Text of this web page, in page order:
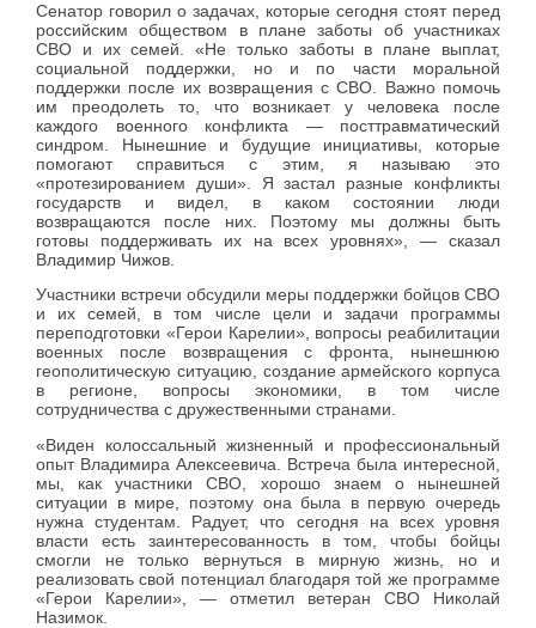
Сенатор говорил о задачах, которые сегодня стоят перед
российским обществом в плане заботы об участниках
СВО и их семей. «Не только заботы в плане выплат,
социальной поддержки, но и по части моральной
поддержки после их возвращения с СВО. Важно помочь
им преодолеть то, что возникает у человека после
каждого военного конфликта — посттравматический
синдром. Нынешние и будущие инициативы, которые
помогают справиться с этим, я называю это
«протезированием души». Я застал разные конфликты
государств и видел, в каком состоянии люди
возвращаются после них. Поэтому мы должны быть
готовы поддерживать их на всех уровнях», — сказал
Владимир Чижов.
Участники встречи обсудили меры поддержки бойцов СВО
и их семей, в том числе цели и задачи программы
переподготовки «Герои Карелии», вопросы реабилитации
военных после возвращения с фронта, нынешнюю
геополитическую ситуацию, создание армейского корпуса
в регионе, вопросы экономики, в том числе
сотрудничества с дружественными странами.
«Виден колоссальный жизненный и профессиональный
опыт Владимира Алексеевича. Встреча была интересной,
мы, как участники СВО, хорошо знаем о нынешней
ситуации в мире, поэтому она была в первую очередь
нужна студентам. Радует, что сегодня на всех уровня
власти есть заинтересованность в том, чтобы бойцы
смогли не только вернуться в мирную жизнь, но и
реализовать свой потенциал благодаря той же программе
«Герои Карелии», — отметил ветеран СВО Николай
Назимок.